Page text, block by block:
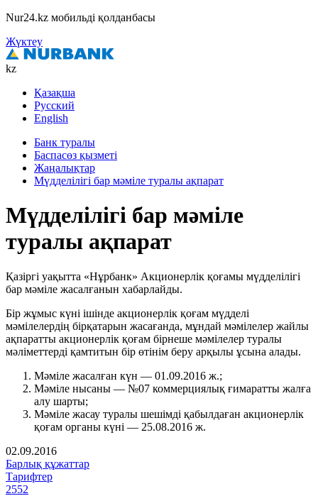
Nur24.kz мобильді қолданбасы
Жүктеу
kz
Қазақша
Русский
English
Банк туралы
Баспасөз қызметі
Жаңалықтар
Мүдделілігі бар мәміле туралы ақпарат
Мүдделілігі бар мәміле
туралы ақпарат
Қазіргі уақытта «Нұрбанк» Акционерлік қоғамы мүдделілігі
бар мәміле жасалғанын хабарлайды.
Бір жұмыс күні ішінде акционерлік қоғам мүдделі
мәмілелердің бірқатарын жасағанда, мұндай мәмілелер жайлы
ақпаратты акционерлік қоғам бірнеше мәмілелер туралы
мәліметтерді қамтитын бір өтінім беру арқылы ұсына алады.
Мәміле жасалған күн — 01.09.2016 ж.;
Мәміле нысаны — №07 коммерциялық ғимаратты жалға
алу шарты;
Мәміле жасау туралы шешімді қабылдаған акционерлік
қоғам органы күні — 25.08.2016 ж.
02.09.2016
Барлық құжаттар
Тарифтер
2552